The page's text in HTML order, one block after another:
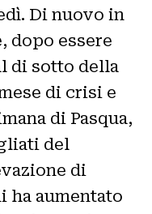
Di nuovo in
dopo essere
di sotto della
di crisi e
di Pasqua,
del
di
ha aumentato